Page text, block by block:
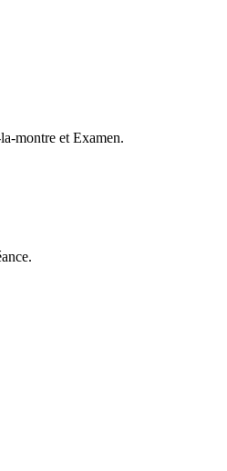
montre et Examen.